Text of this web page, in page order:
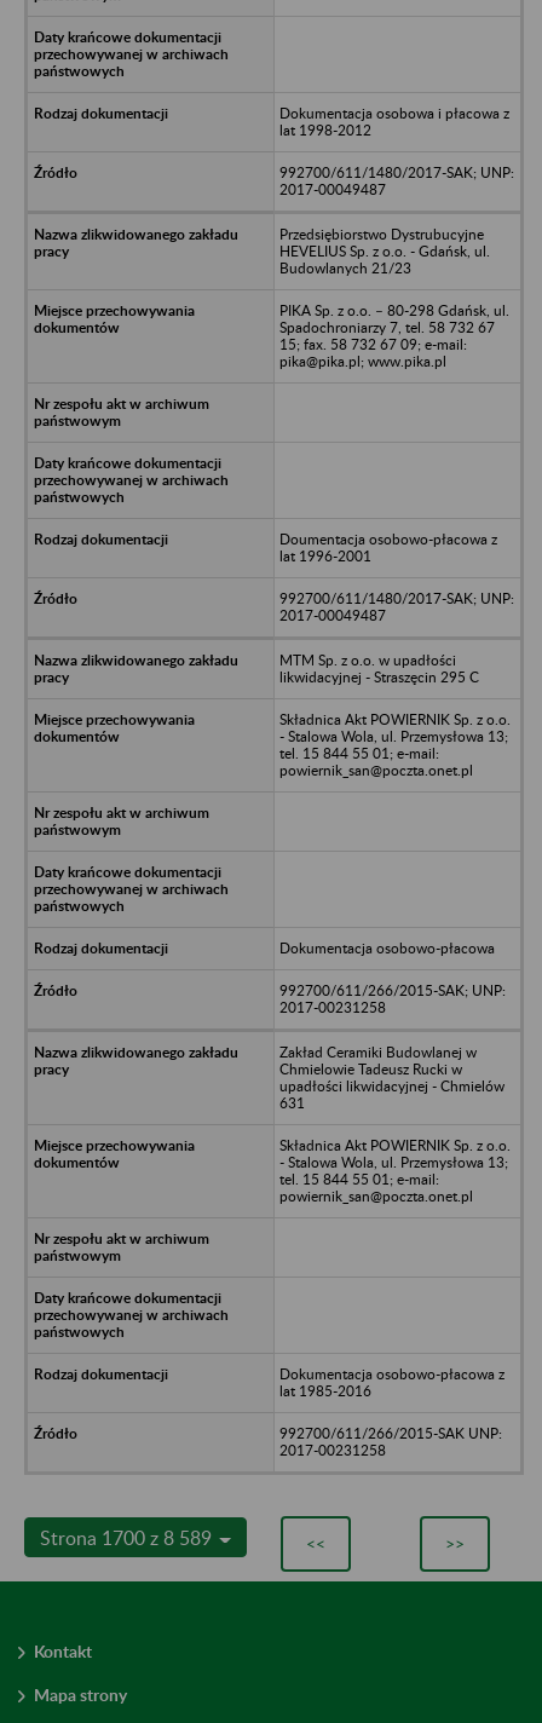
Dokumentacja osobowa i płacowa z
lat 1998-2012
992700/611/1480/2017-SAK; UNP:
2017-00049487
Przedsiębiorstwo Dystrubucyjne
HEVELIUS Sp. z o.o. - Gdańsk, ul.
Budowlanych 21/23
PIKA Sp. z o.o. – 80-298 Gdańsk, ul.
Spadochroniarzy 7, tel. 58 732 67
15; fax. 58 732 67 09; e-mail:
pika@pika.pl; www.pika.pl
Doumentacja osobowo-płacowa z
lat 1996-2001
992700/611/1480/2017-SAK; UNP:
2017-00049487
MTM Sp. z o.o. w upadłości
likwidacyjnej - Straszęcin 295 C
Składnica Akt POWIERNIK Sp. z o.o.
- Stalowa Wola, ul. Przemysłowa 13;
tel. 15 844 55 01; e-mail:
powiernik_san@poczta.onet.pl
Dokumentacja osobowo-płacowa
992700/611/266/2015-SAK; UNP:
2017-00231258
Zakład Ceramiki Budowlanej w
Chmielowie Tadeusz Rucki w
upadłości likwidacyjnej - Chmielów
631
Składnica Akt POWIERNIK Sp. z o.o.
- Stalowa Wola, ul. Przemysłowa 13;
tel. 15 844 55 01; e-mail:
powiernik_san@poczta.onet.pl
Dokumentacja osobowo-płacowa z
lat 1985-2016
992700/611/266/2015-SAK UNP:
2017-00231258
Strona 1700 z 8 589 << >>
Kontakt
Mapa strony